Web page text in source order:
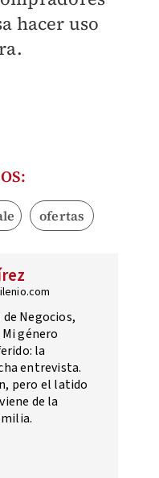
hacer uso
.
ofertas
Negocios,
género
la
entrevista.
pero el latido
de la